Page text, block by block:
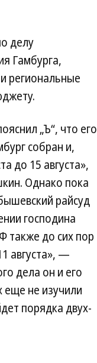
делу
Гамбурга,
региональные
„Ъ“, что его
собран и,
до 15 августа»,
Однако пока
райсуд
господина
также до сих пор
августа», —
дела он и его
еще не изучили
порядка двух-